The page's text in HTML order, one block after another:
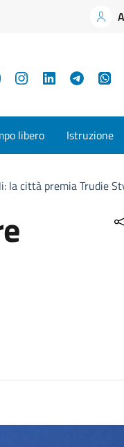
YouTubeInstagramLinkedIn
libero Istruzione
la città premia Trudie